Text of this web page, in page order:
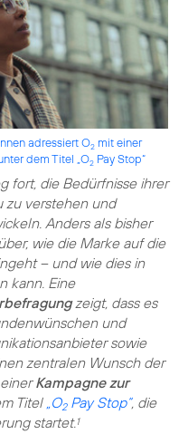
adressiert O2 mit einer
dem Titel „O2 Pay Stop“
fort, die Bedürfnisse ihrer
zu verstehen und
Anders als bisher
wie die Marke auf die
– und wie dies in
kann. Eine
zeigt, dass es
und
sowie
zentralen Wunsch der
Kampagne zur
Titel„O2Pay Stop“, die
startet. 1